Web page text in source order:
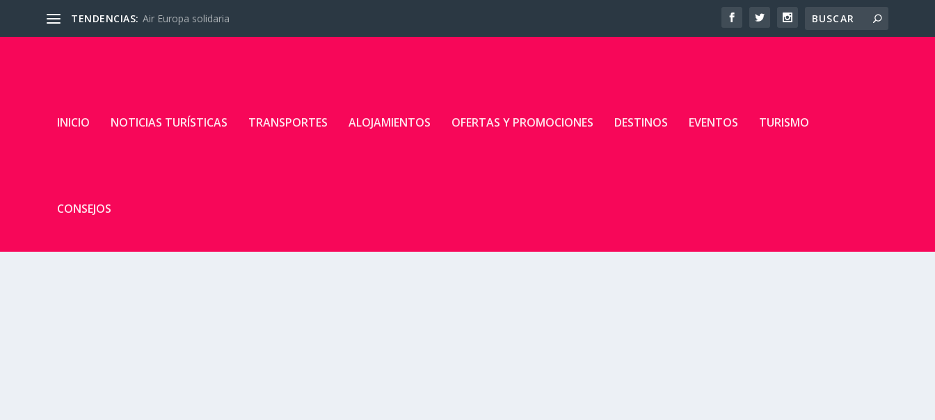
TENDENCIAS: Air Europa solidaria
INICIO NOTICIAS TURÍSTICAS TRANSPORTES ALOJAMIENTOS OFERTAS Y PROMOCIONES DESTINOS EVENTOS TURISMO
CONSEJOS